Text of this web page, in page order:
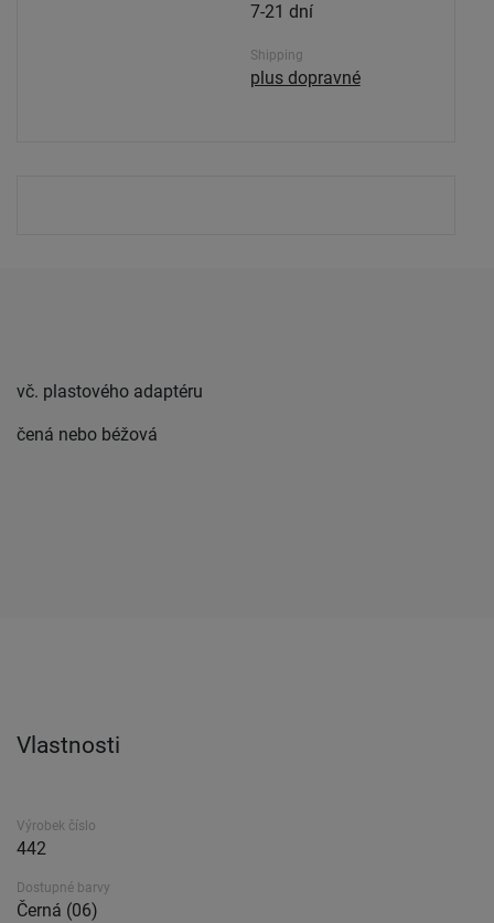
7-21 dní
Shipping
plus dopravné
vč. plastového adaptéru
čená nebo béžová
Vlastnosti
Výrobek číslo
442
Dostupné barvy
Černá (06)